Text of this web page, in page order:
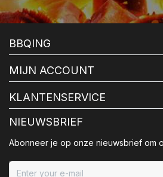
BBQING
MIJN ACCOUNT
KLANTENSERVICE
NIEUWSBRIEF
Abonneer je op onze nieuwsbrief om